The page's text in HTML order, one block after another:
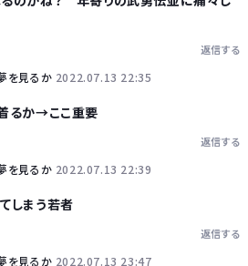
返信する
を見るか 2022.07.13 22:35
るか→ここ重要
返信する
を見るか 2022.07.13 22:39
しまう若者
返信する
を見るか 2022.07.13 23:47